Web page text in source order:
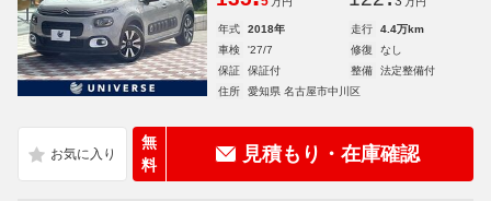
年式 2018年 走行
4.4万km
車検
'27/7 修復
なし
保証
保証付 整備
法定整備付
住所
愛知県 名古屋市中川区
無
料
見積もり・在庫確認